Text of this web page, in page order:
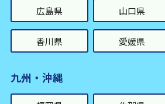
広島県 山口県
香川県 愛媛県
九州・沖縄